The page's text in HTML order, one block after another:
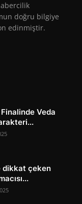
doğru bilgiye
edinmiştir.
Veda
dikkat çeken